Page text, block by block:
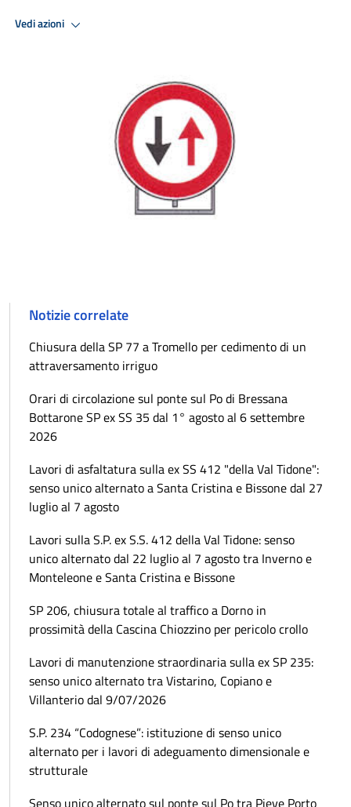
Vedi azioni
Notizie correlate
Chiusura della SP 77 a Tromello per cedimento di un
attraversamento irriguo
Orari di circolazione sul ponte sul Po di Bressana
Bottarone SP ex SS 35 dal 1° agosto al 6 settembre
2026
Lavori di asfaltatura sulla ex SS 412 "della Val Tidone":
senso unico alternato a Santa Cristina e Bissone dal 27
luglio al 7 agosto
Lavori sulla S.P. ex S.S. 412 della Val Tidone: senso
unico alternato dal 22 luglio al 7 agosto tra Inverno e
Monteleone e Santa Cristina e Bissone
SP 206, chiusura totale al traffico a Dorno in
prossimità della Cascina Chiozzino per pericolo crollo
Lavori di manutenzione straordinaria sulla ex SP 235:
senso unico alternato tra Vistarino, Copiano e
Villanterio dal 9/07/2026
S.P. 234 “Codognese”: istituzione di senso unico
alternato per i lavori di adeguamento dimensionale e
strutturale
Senso unico alternato sul ponte sul Po tra Pieve Porto